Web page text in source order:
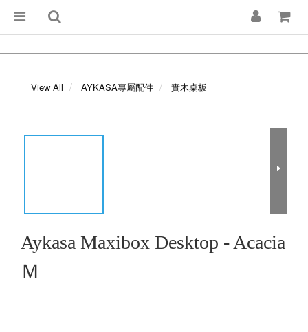
View All AYKASA專屬配件 實木桌板
Aykasa Maxibox Desktop - Acacia
Ｍ